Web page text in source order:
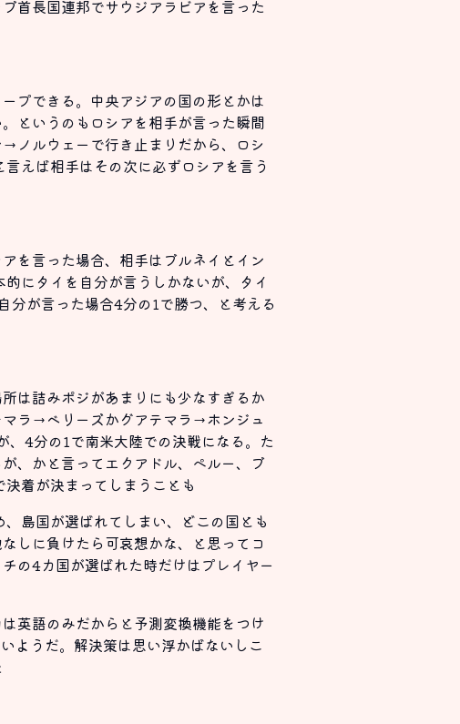
首長国連邦でサウジアラビアを言った
プできる。中央アジアの国の形とかは
というのもロシアを相手が言った瞬間
ノルウェーで行き止まりだから、ロシ
えば相手はその次に必ずロシアを言う
を言った場合、相手はブルネイとイン
にタイを自分が言うしかないが、タイ
分が言った場合4分の1で勝つ、と考える
は詰みポジがあまりにも少なすぎるか
ラ→ベリーズかグアテマラ→ホンジュ
4分の1で南米大陸での決戦になる。た
、かと言ってエクアドル、ペルー、ブ
着が決まってしまうことも
島国が選ばれてしまい、どこの国とも
しに負けたら可哀想かな、と思ってコ
の4カ国が選ばれた時だけはプレイヤー
英語のみだからと予測変換機能をつけ
うだ。解決策は思い浮かばないしこ